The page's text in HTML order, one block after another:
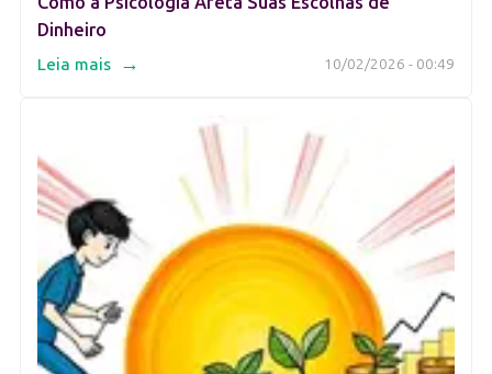
Dinheiro
10/02/2026 - 00:49
Leia mais →